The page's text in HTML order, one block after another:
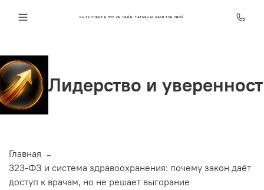
ИНТЕЛЛЕКТ КЛУБ ОНЛАЙН ТАТЬЯНЫ ХАРИТОНОВОЙ
и уверенность
Главная
323-ФЗ и система здравоохранения: почему закон даёт
доступ к врачам, но не решает выгорание